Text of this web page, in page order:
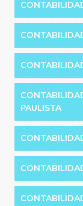
PAULISTA